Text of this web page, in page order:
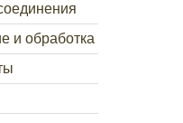
и обработка